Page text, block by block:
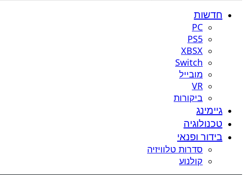
חדשות
PC
PS5
XBSX
Switch
מובייל
VR
ביקורות
גיימינג
טכנולוגיה
בידור ופנאי
סדרות טלוויזיה
קולנוע